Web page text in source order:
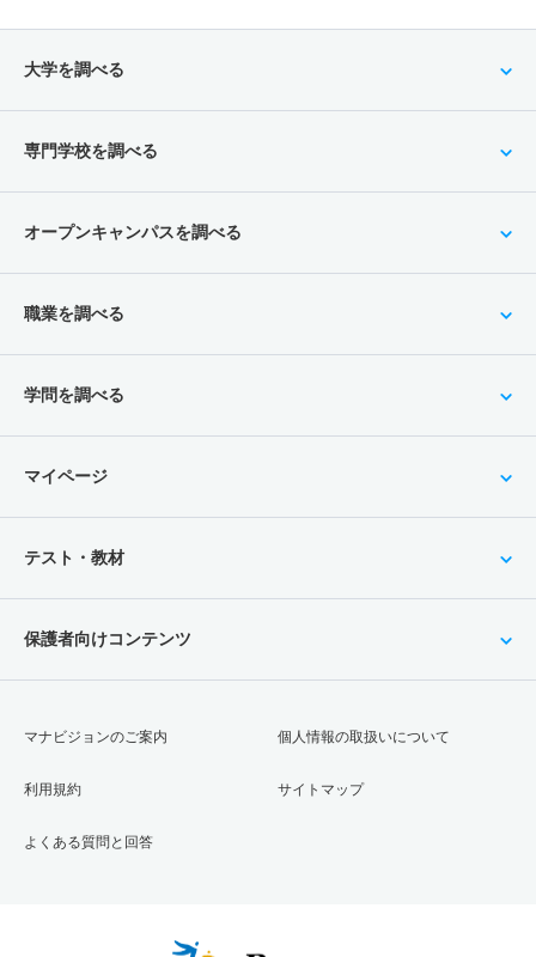
大学を調べる
専門学校を調べる
オープンキャンパスを調べる
職業を調べる
学問を調べる
マイページ
テスト・教材
保護者向けコンテンツ
マナビジョンのご案内
利用規約
よくある質問と回答
個人情報の取扱いについて
サイトマップ